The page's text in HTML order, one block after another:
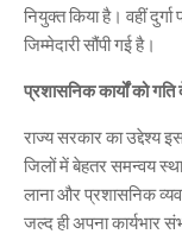
नियुक्त किया है। वहीं
जिम्मेदारी सौंपी गई है।
प्रशासनिक कार्यों को
राज्य सरकार का उद्देश्य
जिलों में बेहतर समन्वय
लाना और प्रशासनिक
जल्द ही अपना कार्यभार